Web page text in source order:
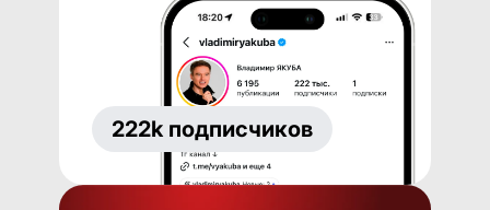
222k подписчиков